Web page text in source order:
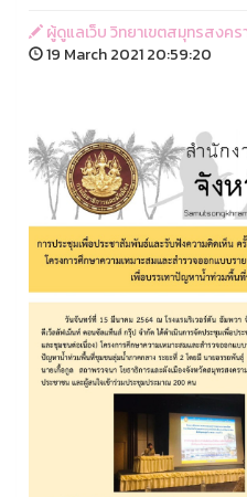
ผู้ดูแลเว็บ วิทยาเขตสมุทรสงคร
19 March 2021 20:59:20